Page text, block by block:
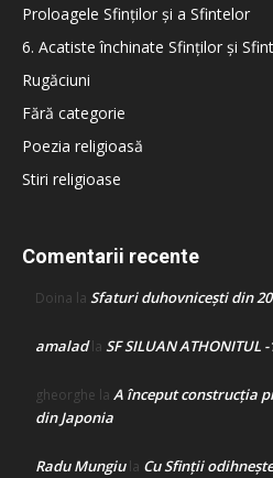
Proloagele Sfinților și a Sfintelor
6. Acatiste închinate Sfinților și
Rugăciuni
Fără categorie
Poezia religioasă
Stiri religioase
Comentarii recente
Doina la Sfaturi duhovnicești din
amaladla SF SILUAN ATHONITUL -
gheorghe la A început construcţia
din Japonia
Radu Mungiula Cu Sfinții